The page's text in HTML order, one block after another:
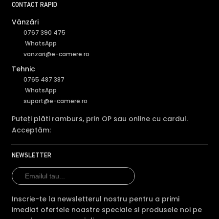
Functia BLC (compensarea luminii din spate) cu care este
PTZ-N2C400I-W(W), permite ca obiectele aflate pe un
fundal foarte luminos, de exemplu, in dreptul unei ferestre
CONTACT RAPID
Vânzări
0767 390 475
WhatsApp
vanzari@e-camere.ro
Tehnic
0765 487 387
WhatsApp
suport@e-camere.ro
Puteți plăti ramburs, prin OP sau online cu cardul.
Acceptăm:
NEWSLETTER
Inscrie-te la newsletterul nostru pentru a primi
imediat ofertele noastre speciale si produsele noi pe